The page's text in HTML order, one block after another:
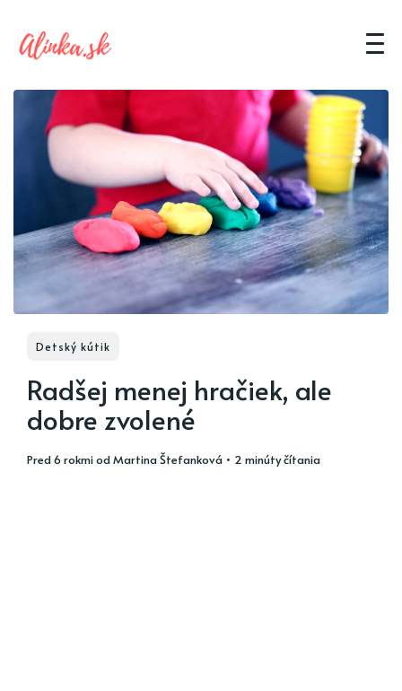
Detský kútik
Radšej menej hračiek, ale
dobre zvolené
pred 6 rokmiodMartina Štefanková • 2 minúty čítania